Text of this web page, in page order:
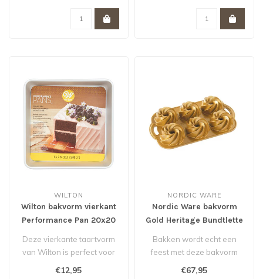
eenvoudig los..
WILTON
Wilton bakvorm vierkant
Performance Pan 20x20
Deze vierkante taartvorm
van Wilton is perfect voor
€12,95
NORDIC WARE
Nordic Ware bakvorm
Gold Heritage Bundtlette
Bakken wordt echt een
feest met deze bakvorm
€67,95